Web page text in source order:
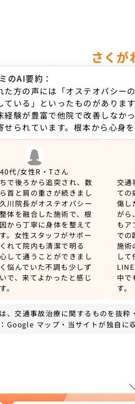
さくが
のAI要約：
た方の声には「オステオパシー
ている」といったものがありま
経験が豊富で他院で改善しなか
せられています。根本から心身
40代/女性R・Tさん
で後ろから追突され、数
首と肩の重さが続きまし
川院長がオステオパシー
体を融合した施術で、根
から丁寧に身体を整えて
。女性スタッフがサポー
れて院内も清潔で明る
して通うことができまし
悩んでいた不調も少しず
で、来てよかったと感じ
。
交通
ての
傷し
がら
もア
での
施術
し
中で
す。
、交通事故治療に関するものを抜粋
Google マップ・当サイトが独自に